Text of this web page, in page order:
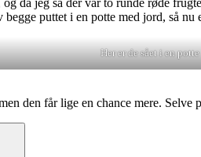
puttet i en potte med jord, så
Her er de sået i en potte
den får lige en chance mere.